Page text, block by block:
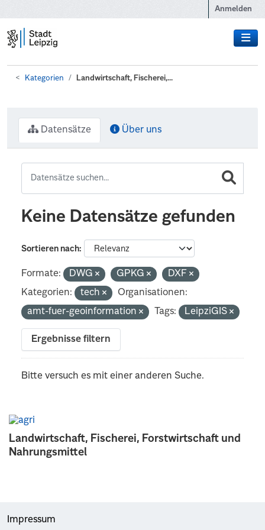
Anmelden
Kategorien Landwirtschaft, Fischerei,...
Landwirtschaft, Fischerei, Forstwirtschaft und
Nahrungsmittel
Datensätze Über uns
Keine Datensätze gefunden
Sortieren nach
Formate: DWG GPKG
DXF
Kategorien:
tech
Organisationen:
amt-fuer-geoinformation
Tags: LeipziGIS
Ergebnisse filtern
Bitte versuch es mit einer anderen Suche.
Impressum